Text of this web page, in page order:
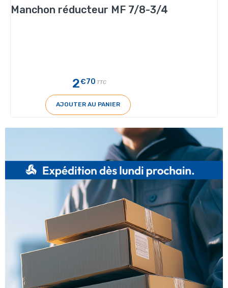
Manchon réducteur MF 7/8-3/4
2€70 TTC
AJOUTER AU PANIER